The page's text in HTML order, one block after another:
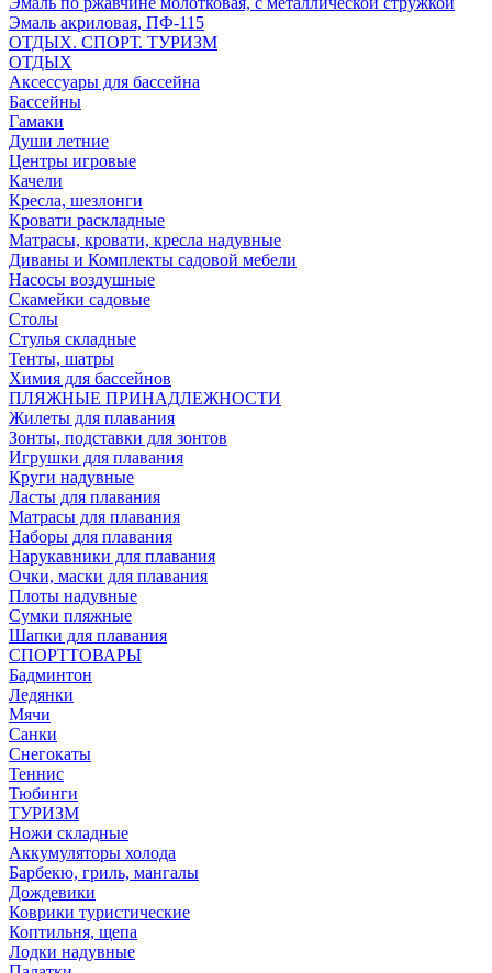
Эмаль акриловая, ПФ-115
ОТДЫХ. СПОРТ. ТУРИЗМ
ОТДЫХ
Аксессуары для бассейна
Бассейны
Гамаки
Души летние
Центры игровые
Качели
Кресла, шезлонги
Кровати раскладные
Матрасы, кровати, кресла надувные
Диваны и Комплекты садовой мебели
Насосы воздушные
Скамейки садовые
Столы
Стулья складные
Тенты, шатры
Химия для бассейнов
ПЛЯЖНЫЕ ПРИНАДЛЕЖНОСТИ
Жилеты для плавания
Зонты, подставки для зонтов
Игрушки для плавания
Круги надувные
Ласты для плавания
Матрасы для плавания
Наборы для плавания
Нарукавники для плавания
Очки, маски для плавания
Плоты надувные
Сумки пляжные
Шапки для плавания
СПОРТТОВАРЫ
Бадминтон
Ледянки
Мячи
Санки
Снегокаты
Теннис
Тюбинги
ТУРИЗМ
Ножи складные
Аккумуляторы холода
Барбекю, гриль, мангалы
Дождевики
Коврики туристические
Коптильня, щепа
Лодки надувные